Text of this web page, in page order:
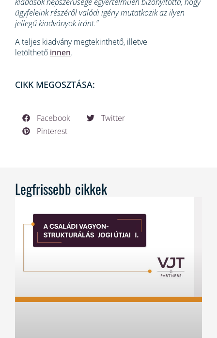
ügyfeleink részéről valódi igény mutatkozik az ilyen
jellegű kiadványok iránt.”
A teljes kiadvány megtekinthető, illetve
letölthető innen.
CIKK MEGOSZTÁSA:
Facebook
Twitter
Pinterest
Legfrissebb cikkek